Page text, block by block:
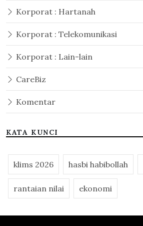
Korporat : Hartanah
Korporat : Telekomunikasi
Korporat : Lain-lain
CareBiz
Komentar
KATA KUNCI
klims 2026 hasbi habibollah
rantaian nilai ekonomi